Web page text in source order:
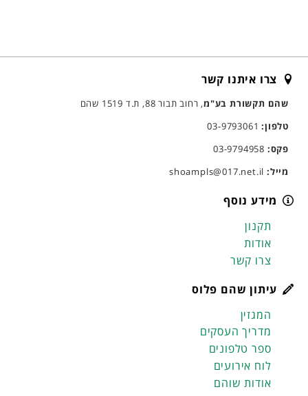
צרו איתנו קשר
שהם תקשורת בע"מ, רחוב תבור 88, ת.ד 1519 שהם
טלפון:03-9793061
פקס:
מייל:
מידע נוסף
תקנון
אודות
צרו קשר
עיתון שהם פלוס
המגזין
מדריך העסקים
ספר טלפונים
לוח אירועים
אודות שוהם